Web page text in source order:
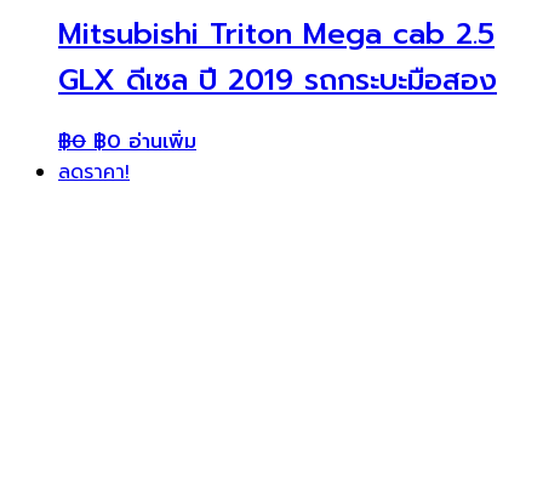
Mitsubishi Triton Mega cab 2.5
GLX ดีเซล ปี 2019 รถกระบะมือสอง
฿0 ฿0 อ่านเพิ่ม
ลดราคา!